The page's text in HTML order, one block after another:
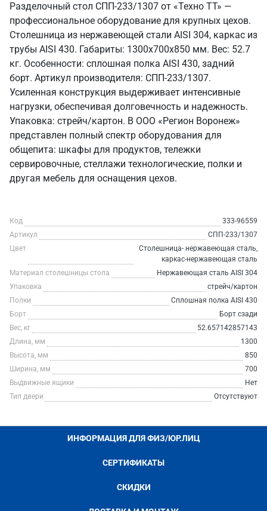
Разделочный стол СПП-233/1307 от «Техно ТТ» —
профессиональное оборудование для крупных цехов.
Столешница из нержавеющей стали AISI 304, каркас из
трубы AISI 430. Габариты: 1300x700x850 мм. Вес: 52.7
кг. Особенности: сплошная полка AISI 430, задний
борт. Артикул производителя: СПП-233/1307.
Усиленная конструкция выдерживает интенсивные
нагрузки, обеспечивая долговечность и надежность.
Упаковка: стрейч/картон. В ООО «Регион Воронеж»
представлен полный спектр оборудования для
общепита: шкафы для продуктов, тележки
сервировочные, стеллажи технологические, полки и
другая мебель для оснащения цехов.
Код
333-96559
Артикул
СПП-233/1307
Цвет
Столешница- нержавеющая сталь,
каркас-нержавеющая сталь
Материал столешницы стола
Нержавеющая сталь AISI 304
Упаковка
стрейч/картон
Полки
Сплошная полка AISI 430
Борт
Борт сзади
Вес, кг
52.657142857143
Длина, мм
1300
Высота, мм
850
Ширина, мм
700
Выдвижные ящики
Нет
Тип двери
Отсутствуют
ИНФОРМАЦИЯ ДЛЯ ФИЗ/ЮР.ЛИЦ
СЕРТИФИКАТЫ
СКИДКИ